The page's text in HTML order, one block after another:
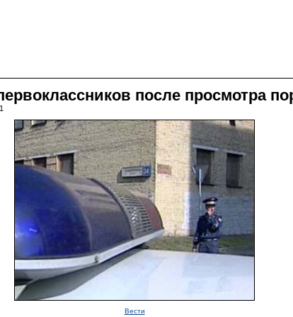
после просмотра
Вести